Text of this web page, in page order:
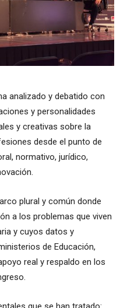
analizado y debatido con
y personalidades
y creativas sobre la
desde el punto de
normativo, jurídico,
plural y común donde
a los problemas que viven
y cuyos datos y
de Educación,
real y respaldo en los